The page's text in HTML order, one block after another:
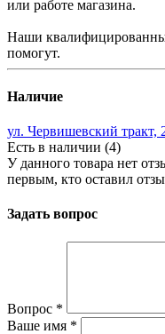
или работе магазина.
Наши
помогут.
Наличие
ул. Червишевский тракт,
Есть в наличии (4)
У данного товара нет
первым, кто оставил
Задать вопрос
Вопрос *
Ваше имя *